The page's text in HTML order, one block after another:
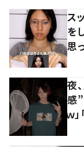
ス
を
思
夜
感
ｗ